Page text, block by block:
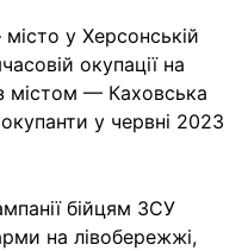
у Херсонській
окупації на
містом — Каховська
у червні 2023
бійцям ЗСУ
на лівобережжі,